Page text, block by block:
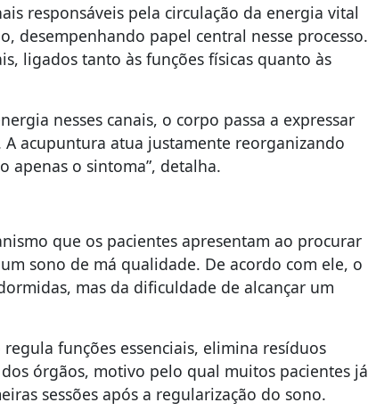
responsáveis pela circulação da energia vital
desempenhando papel central nesse processo.
ligados tanto às funções físicas quanto às
nesses canais, o corpo passa a expressar
acupuntura atua justamente reorganizando
apenas o sintoma”, detalha.
que os pacientes apresentam ao procurar
sono de má qualidade. De acordo com ele, o
mas da dificuldade de alcançar um
funções essenciais, elimina resíduos
órgãos, motivo pelo qual muitos pacientes já
sessões após a regularização do sono.